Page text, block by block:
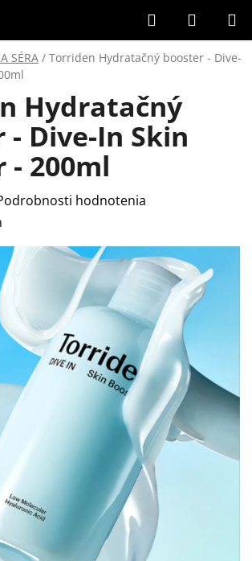
Hľadať
KOŠÍK
SÉRA / Torriden Hydratačný booster - Dive-
Hydratačný
Dive-In Skin
- 200ml
hodnotenia